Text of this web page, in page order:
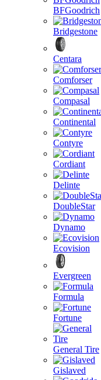
BFGoodrich
Bridgestone
Centara
Comforser
Compasal
Continental
Contyre
Cordiant
Delinte
DoubleStar
Dynamo
Ecovision
Evergreen
Formula
Fortune
General Tire
Gislaved